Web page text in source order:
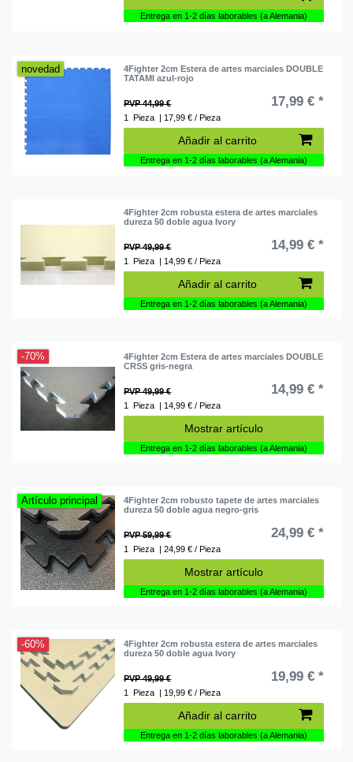
Entrega en 1-2 días laborables (a Alemania)
novedad
4Fighter 2cm Estera de artes marciales DOUBLE
TATAMI azul-rojo
PVP 44,99 € 17,99 € *
1 Pieza | 17,99 € / Pieza
Añadir al carrito
Entrega en 1-2 días laborables (a Alemania)
4Fighter 2cm robusta estera de artes marciales
dureza 50 doble agua Ivory
PVP 49,99 € 14,99 € *
1 Pieza | 14,99 € / Pieza
Añadir al carrito
Entrega en 1-2 días laborables (a Alemania)
-70%
4Fighter 2cm Estera de artes marciales DOUBLE
CRSS gris-negra
PVP 49,99 € 14,99 € *
1 Pieza | 14,99 € / Pieza
Mostrar artículo
Entrega en 1-2 días laborables (a Alemania)
Artículo principal
4Fighter 2cm robusto tapete de artes marciales
dureza 50 doble agua negro-gris
PVP 59,99 € 24,99 € *
1 Pieza | 24,99 € / Pieza
Mostrar artículo
Entrega en 1-2 días laborables (a Alemania)
-60%
4Fighter 2cm robusta estera de artes marciales
dureza 50 doble agua Ivory
PVP 49,99 € 19,99 € *
1 Pieza | 19,99 € / Pieza
Añadir al carrito
Entrega en 1-2 días laborables (a Alemania)